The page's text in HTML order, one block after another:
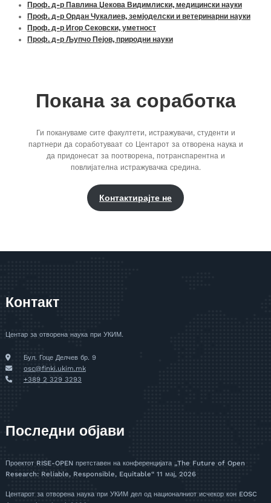
Проф. д-р Павлина Џекова Видимлиски, медицински науки
Проф. д-р Ордан Чукалиев, земјоделски и ветеринарни науки
Проф. д-р Игор Сековски, уметност
Проф. д-р Љупчо Пејов, природни науки
Покана за соработка
Ги покануваме сите факултети, истражувачи, студенти и
партнери да соработуваат со Центарот за отворена наука и
да придонесат за поотворена, потранспарентна и
повлијателна истражувачка средина.
Контактирајте не
Контакт
Центар за отворена наука при УКИМ.
Бул. Гоце Делчев бр. 9
osc@finki.ukim.mk
+389 2 329 3293
Последни објави
Проектот RISE-OPEN претставен на конференцијата „The Future of Open
Research: Reliable, Responsible, Equitable“ 11 мај, 2026
Центарот за отворена наука при УКИМ дел од националниот исчекор кон EOSC